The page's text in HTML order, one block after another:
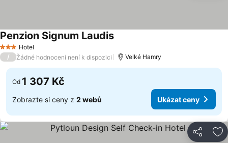
3 Počet hvězdiček
Hotel
Penzion Signum LaudisUkázat ceny
/ Žádné hodnocení není k dispozici Velké Hamry
Od 1 307 Kč
Zobrazte si ceny z 2 webů Ukázat ceny
Sdílet